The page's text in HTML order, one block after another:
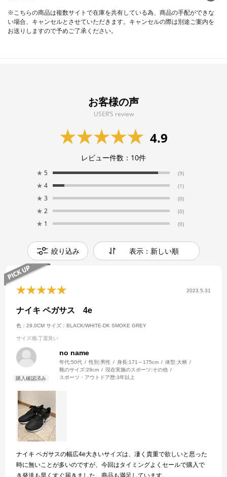
※こちらの商品は複数サイトで在庫を共有している為、商品の手配ができな
い場合、キャンセルとさせていただきます。キャンセルの際は別途ご案内を
お送りしますので予めご了承ください。
お客様の声
USER’S review
4.9
レビュー件数： 10件
★ 5 (9)
★ 4 (1)
★ 3 (0)
★ 2 (0)
★ 1 (0)
絞り込み 表示：新しい順
2023.5.31
ナイキ ペガサス 4e
色：29.0CM サイズ：BLACK/WHITE-DK SMOKE GREY
サイズ感:丁度良い
no name
年代:50代 性別:男性 身長:171～175cm 体型:大柄
靴のサイズ:29cm 現在実施のスポーツ:その他
スポーツ・アウトドア歴:3年以上
ナイキ ペガサスの幅広4e大きいサイズは、凄く貴重で欲しいと思った
時に無いことが多いのですが、今回はタイミングよくセールで購入で
き発送も早くすぐ届きました。商品も満足しています。